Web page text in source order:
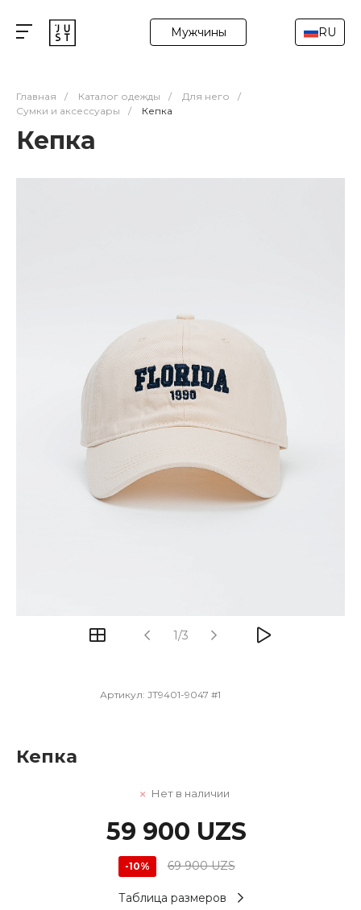
Мужчины RU
Главная / Каталог одежды / Для него
/
Сумки и аксессуары
/ Кепка
Кепка
1/3
Артикул: JT9401-9047 #1
Кепка
Нет в наличии
59 900 UZS
-10% 69 900 UZS
Таблица размеров